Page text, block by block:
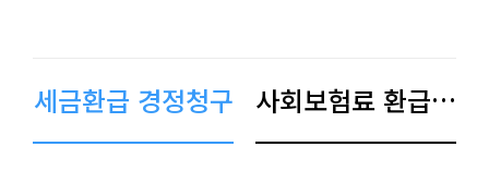
세금환급 경정청구 사회보험료 환급 경정청구